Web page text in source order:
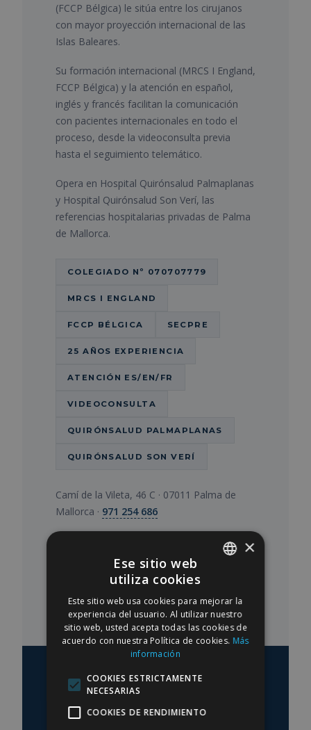
(FCCP Bélgica) le sitúa entre los cirujanos
con mayor proyección internacional de las
Islas Baleares.
Su formación internacional (MRCS I England,
FCCP Bélgica) y la atención en español,
inglés y francés facilitan la comunicación
con pacientes internacionales en todo el
proceso, desde la videoconsulta previa
hasta el seguimiento telemático.
Opera en Hospital Quirónsalud Palmaplanas
y Hospital Quirónsalud Son Verí, las
referencias hospitalarias privadas de Palma
de Mallorca.
COLEGIADO Nº 070707779
MRCS I ENGLAND
FCCP BÉLGICA SECPRE
25 AÑOS EXPERIENCIA
ATENCIÓN ES/EN/FR
VIDEOCONSULTA
QUIRÓNSALUD PALMAPLANAS
QUIRÓNSALUD SON VERÍ
Camí de la Vileta, 46 C · 07011 Palma de
Mallorca · 971 254 686
ENGLISH
×
Ese sitio web
utiliza cookies
Este sitio web usa cookies para mejorar la
experiencia del usuario. Al utilizar nuestro
sitio web, usted acepta todas las cookies de
acuerdo con nuestra Política de cookies. Más
información
COOKIES ESTRICTAMENTE
NECESARIAS
COOKIES DE RENDIMIENTO